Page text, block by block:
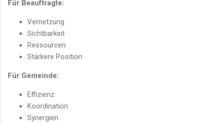
Für Beauftragte:
Vernetzung
Sichtbarkeit
Ressourcen
Stärkere Position
Für Gemeinde:
Effizienz
Koordination
Synergien